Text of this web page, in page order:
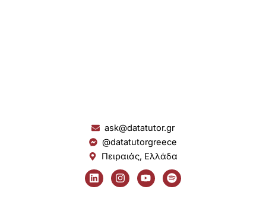
ask@datatutor.gr
@datatutorgreece
Πειραιάς, Ελλάδα
L
i
n
I
n
s
Y
o
u
S
p
o